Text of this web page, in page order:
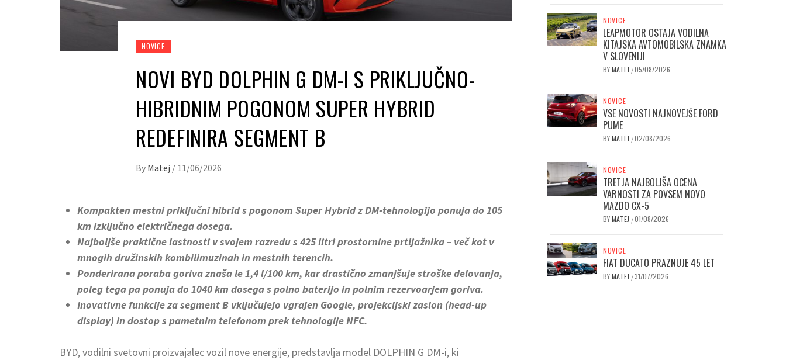
NOVICE
NOVI BYD DOLPHIN G DM-I S PRIKLJUČNO-
HIBRIDNIM POGONOM SUPER HYBRID
REDEFINIRA SEGMENT B
By Matej / 11/06/2026
Kompakten mestni priključni hibrid s pogonom Super Hybrid z DM-tehnologijo ponuja do 105
km izključno električnega dosega.
Najboljše praktične lastnosti v svojem razredu s 425 litri prostornine prtljažnika – več kot v
mnogih družinskih kombilimuzinah in mestnih terencih.
Ponderirana poraba goriva znaša le 1,4 l/100 km, kar drastično zmanjšuje stroške delovanja,
poleg tega pa ponuja do 1040 km dosega s polno baterijo in polnim rezervoarjem goriva.
Inovativne funkcije za segment B vključujejo vgrajen Google, projekcijski zaslon (head-up
display) in dostop s pametnim telefonom prek tehnologije NFC.
BYD, vodilni svetovni proizvajalec vozil nove energije, predstavlja model DOLPHIN G DM-i, ki
NOVICE
LEAPMOTOR OSTAJA VODILNA
KITAJSKA AVTOMOBILSKA ZNAMKA
V SLOVENIJI
BYMATEJ /05/08/2026
NOVICE
VSE NOVOSTI NAJNOVEJŠE FORD
PUME
BYMATEJ /02/08/2026
NOVICE
TRETJA NAJBOLJŠA OCENA
VARNOSTI ZA POVSEM NOVO
MAZDO CX-5
BYMATEJ /01/08/2026
NOVICE
FIAT DUCATO PRAZNUJE 45 LET
BYMATEJ /31/07/2026